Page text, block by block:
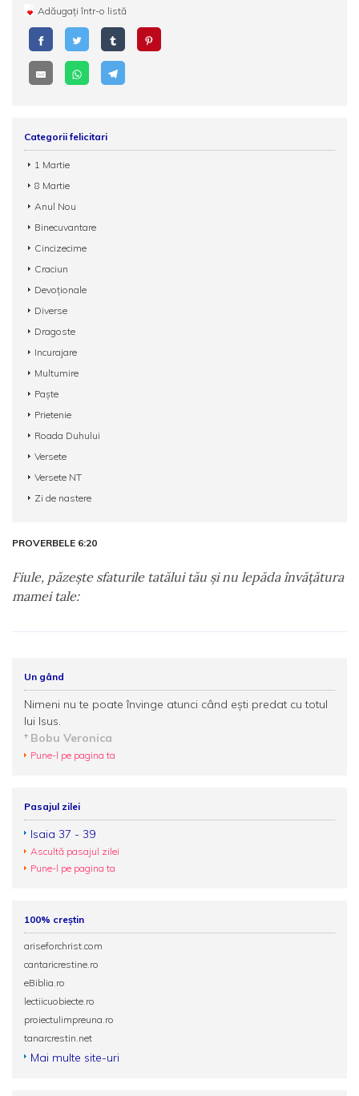
Adăugați într-o listă
Categorii felicitari
1 Martie
8 Martie
Anul Nou
Binecuvantare
Cincizecime
Craciun
Devoționale
Diverse
Dragoste
Incurajare
Multumire
Paște
Prietenie
Roada Duhului
Versete
Versete NT
Zi de nastere
PROVERBELE 6:20
Fiule, păzeşte sfaturile tatălui tău şi nu lepăda învăţătura
mamei tale:
Un gând
Nimeni nu te poate învinge atunci când eşti predat cu totul
lui Isus.
Bobu Veronica
Pune-l pe pagina ta
Pasajul zilei
Isaia 37 - 39
Ascultă pasajul zilei
Pune-l pe pagina ta
100% creștin
ariseforchrist.com
cantaricrestine.ro
eBiblia.ro
lectiicuobiecte.ro
proiectulimpreuna.ro
tanarcrestin.net
Mai multe site-uri